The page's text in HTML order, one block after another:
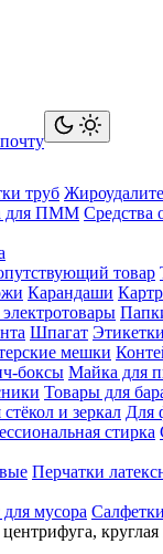
труб
для ПММ Средства
товар
Карандаши
Шпагат
мешки
боксы Майка для
Товары для
и зеркал Для
стирка
Перчатки
мусора
круглая